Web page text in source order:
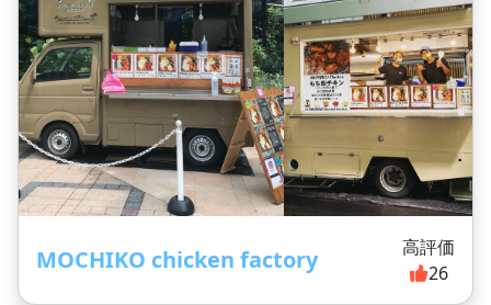
MOCHIKO chicken factory
高評価
26